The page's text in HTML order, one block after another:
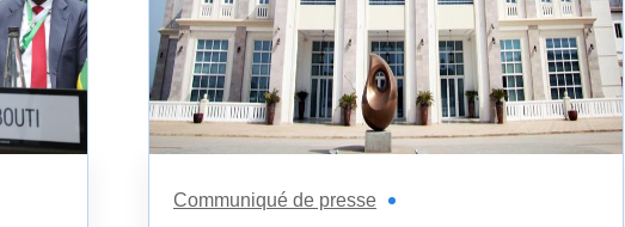
Communiqué de presse